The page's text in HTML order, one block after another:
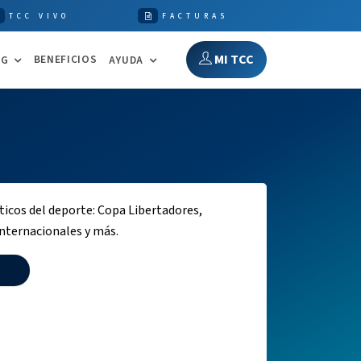
TCC VIVO FACTURAS
BENEFICIOS AYUDA MI TCC
del deporte: Copa Libertadores,
y más.